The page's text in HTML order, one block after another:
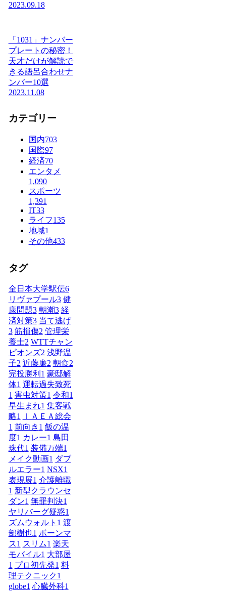
2023.09.18
「1031」ナンバー
プレートの秘密！
天才だけが解読で
きる語呂合わせナ
ンバー10選
2023.11.08
カテゴリー
国内703
国際97
経済70
エンタメ
1,090
スポーツ
1,391
IT33
ライフ135
地域1
その他433
タグ
全日本大学駅伝6
リヴァプール3 健
康問題3 朝潮3 経
済対策3 当て逃げ
3 筋損傷2 管理栄
養士2 WTTチャン
ピオンズ2 浅野温
子2 近藤廉2 朝食2
完投勝利 1 豪邸解
体1 運転過失致死
1 害虫対策1 令和1
早生まれ1 集客戦
略1
ＩＡＥＡ総会
1 前向き 1 飯の温
度1 カレー1 島田
珠代1 装備万端1
メイク動画1 ダブ
ルエラー1 NSX1
表現展1 介護離職
1 新型クラウンセ
ダン1 無罪判決1
ヤリバーグ疑惑1
ズムウォルト 1 渡
部樹也1 ボーンマ
ス1 スリム1 楽天
モバイル1 大部屋
1 プロ初先発1 料
理テクニック1
globe1 心臓外科1